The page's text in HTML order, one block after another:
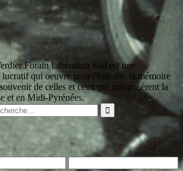
Forain Libération Sud est une
lucratif qui oeuvre pour l'histoire, la mémoire
de celles et ceux qui composèrent la
et en Midi-Pyrénées.